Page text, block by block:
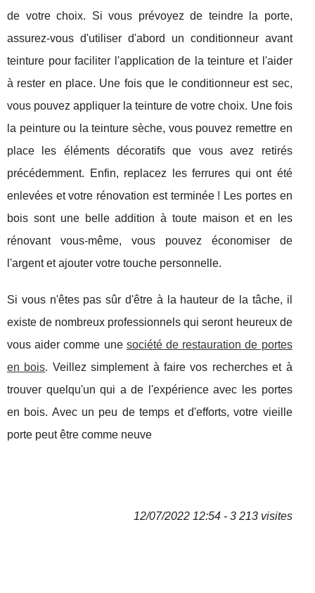
de votre choix. Si vous prévoyez de teindre la porte,
assurez-vous d'utiliser d'abord un conditionneur avant
teinture pour faciliter l'application de la teinture et l'aider
à rester en place. Une fois que le conditionneur est sec,
vous pouvez appliquer la teinture de votre choix. Une fois
la peinture ou la teinture sèche, vous pouvez remettre en
place les éléments décoratifs que vous avez retirés
précédemment. Enfin, replacez les ferrures qui ont été
enlevées et votre rénovation est terminée ! Les portes en
bois sont une belle addition à toute maison et en les
rénovant vous-même, vous pouvez économiser de
l'argent et ajouter votre touche personnelle.
Si vous n'êtes pas sûr d'être à la hauteur de la tâche, il
existe de nombreux professionnels qui seront heureux de
vous aider comme une société de restauration de portes
en bois. Veillez simplement à faire vos recherches et à
trouver quelqu'un qui a de l'expérience avec les portes
en bois. Avec un peu de temps et d'efforts, votre vieille
porte peut être comme neuve
12/07/2022 12:54 - 3 213 visites